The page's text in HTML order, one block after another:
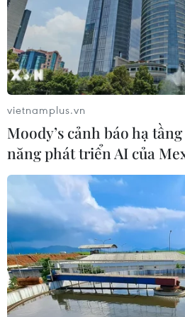
16/07/2026 01:41
Sự khác biệt của bánh mỳ ở
Bắc-Trung-Nam khiến du
thích thú
Quảng bá thương hiệu bún bò
trong chương trình Huế - Kinh
ẩm thực 2026
14/07/2026 03:13
Chuyên gia cảnh báo về xu
dụng thực phẩm lên men
13/07/2026 07:17
vietnamplus.vn
Moody’s cảnh báo hạ
năng phát triển AI của